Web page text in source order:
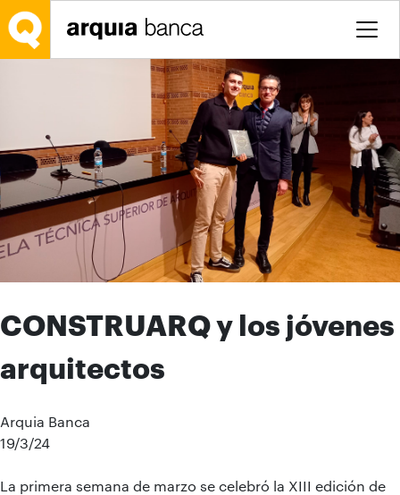
Saltar al contenido principal
CONSTRUARQ y los jóvenes
arquitectos
Arquia Banca
19/3/24
La primera semana de marzo se celebró la XIII edición de